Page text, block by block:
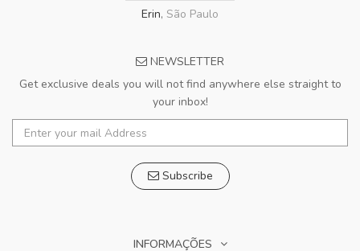
Erin, São Paulo
NEWSLETTER
Get exclusive deals you will not find anywhere else straight to
your inbox!
Subscribe
INFORMAÇÕES